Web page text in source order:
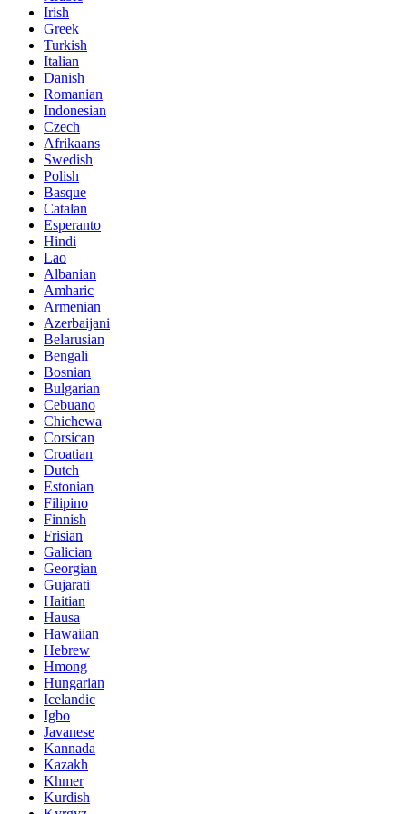
Irish
Greek
Turkish
Italian
Danish
Romanian
Indonesian
Czech
Afrikaans
Swedish
Polish
Basque
Catalan
Esperanto
Hindi
Lao
Albanian
Amharic
Armenian
Azerbaijani
Belarusian
Bengali
Bosnian
Bulgarian
Cebuano
Chichewa
Corsican
Croatian
Dutch
Estonian
Filipino
Finnish
Frisian
Galician
Georgian
Gujarati
Haitian
Hausa
Hawaiian
Hebrew
Hmong
Hungarian
Icelandic
Igbo
Javanese
Kannada
Kazakh
Khmer
Kurdish